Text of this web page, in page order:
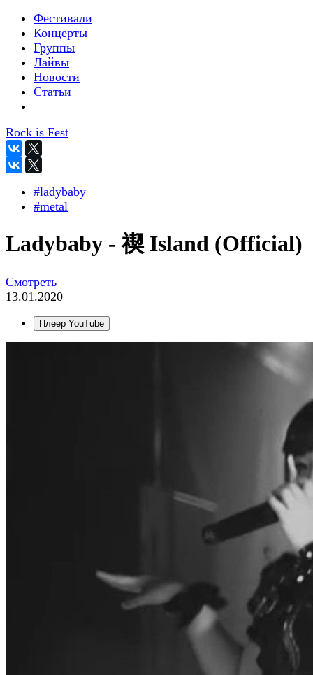
Фестивали
Концерты
Группы
Лайвы
Новости
Статьи
Rock is Fest
#ladybaby
#metal
Ladybaby - 禊 Island (Official)
Смотреть
13.01.2020
Плеер YouTube